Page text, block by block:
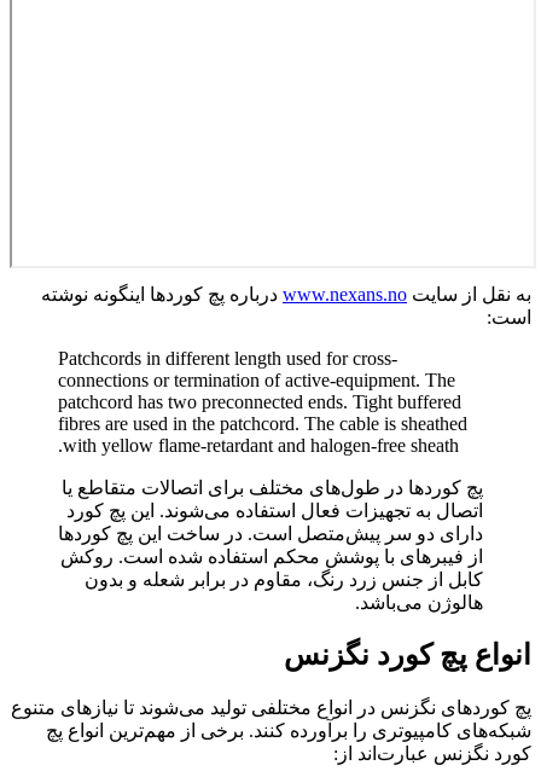
به نقل از سایت www.nexans.no درباره پچ کوردها اینگونه نوشته
است:
Patchcords in different length used for cross-
connections or termination of active-equipment. The
patchcord has two preconnected ends. Tight buffered
fibres are used in the patchcord. The cable is sheathed
with yellow flame-retardant and halogen-free sheath.
پچ کوردها در طول‌های مختلف برای اتصالات متقاطع یا
اتصال به تجهیزات فعال استفاده می‌شوند. این پچ کورد
دارای دو سر پیش‌متصل است. در ساخت این پچ کوردها
از فیبرهای با پوشش محکم استفاده شده است. روکش
کابل از جنس زرد رنگ، مقاوم در برابر شعله و بدون
هالوژن می‌باشد.
انواع پچ کورد نگزنس
پچ کوردهای نگزنس در انواع مختلفی تولید می‌شوند تا نیازهای متنوع
شبکه‌های کامپیوتری را برآورده کنند. برخی از مهم‌ترین انواع پچ
کورد نگزنس عبارت‌اند از: